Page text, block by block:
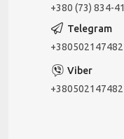
+380 (73) 834-
+380502147482
+380502147482